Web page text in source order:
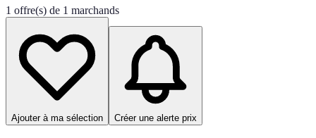
1 offre(s) de 1 marchands
Ajouter à ma sélection Créer une alerte prix